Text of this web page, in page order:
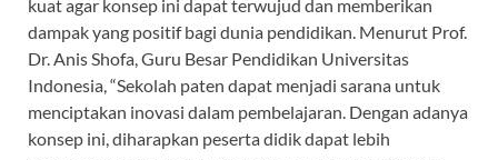
kuat agar konsep ini dapat terwujud dan memberikan
dampak yang positif bagi dunia pendidikan. Menurut Prof.
Dr. Anis Shofa, Guru Besar Pendidikan Universitas
Indonesia, “Sekolah paten dapat menjadi sarana untuk
menciptakan inovasi dalam pembelajaran. Dengan adanya
konsep ini, diharapkan peserta didik dapat lebih